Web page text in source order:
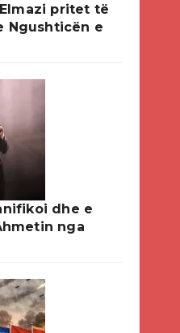
pritet të
Ngushticën e
dhe e
nga